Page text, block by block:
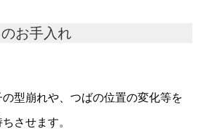
お手入れ
型崩れや、つばの位置の変化等を
させます。